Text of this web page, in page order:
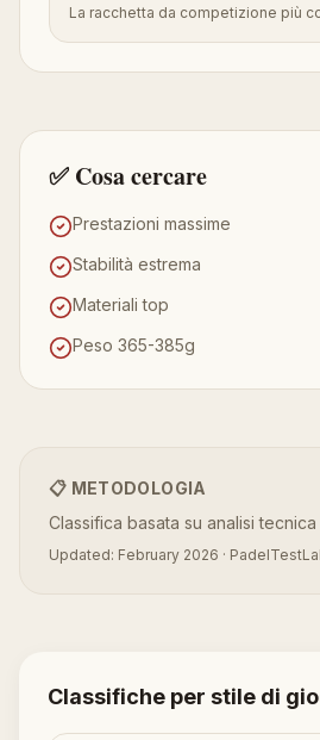
La racchetta da competizione più
✅ Cosa cercare
Prestazioni massime
Stabilità estrema
Materiali top
Peso 365-385g
📋 METODOLOGIA
Classifica basata su analisi
Updated: February 2026 ·
Classifiche per stile di